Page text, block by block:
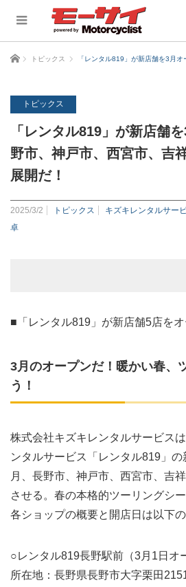
ホーム トピックス 「レンタル819」が新店舗を3月
トピックス
「レンタル819」が新店舗
野市、神戸市、西宮市、吉
展開だ！
2025/3/2 トピックス キズキレンタルサー
卓
■「レンタル819」が新店舗5店を
3月のオープンだ！暖かい春、
う！
株式会社キズキレンタルサービス
ンタルサービス「レンタル819」
月、長野市、神戸市、西宮市、吉
させる。春の本格的ツーリングシ
各ショップの概要と開店日は以下の
○レンタル819長野駅前（3月1日オ
所在地：長野県長野市大字栗田